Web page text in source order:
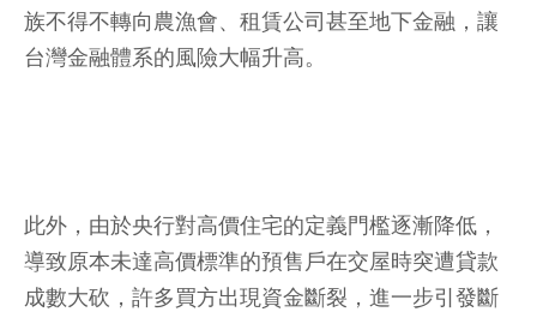
族不得不轉向農漁會、租賃公司甚至地下金融，讓
台灣金融體系的風險大幅升高。
此外，由於央行對高價住宅的定義門檻逐漸降低，
導致原本未達高價標準的預售戶在交屋時突遭貸款
成數大砍，許多買方出現資金斷裂，進一步引發斷